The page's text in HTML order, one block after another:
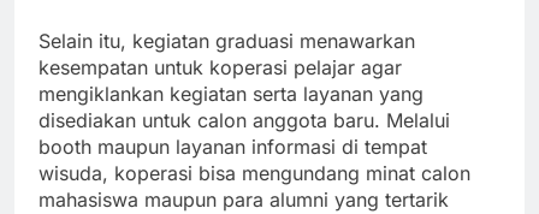
Selain itu, kegiatan graduasi menawarkan
kesempatan untuk koperasi pelajar agar
mengiklankan kegiatan serta layanan yang
disediakan untuk calon anggota baru. Melalui
booth maupun layanan informasi di tempat
wisuda, koperasi bisa mengundang minat calon
mahasiswa maupun para alumni yang tertarik